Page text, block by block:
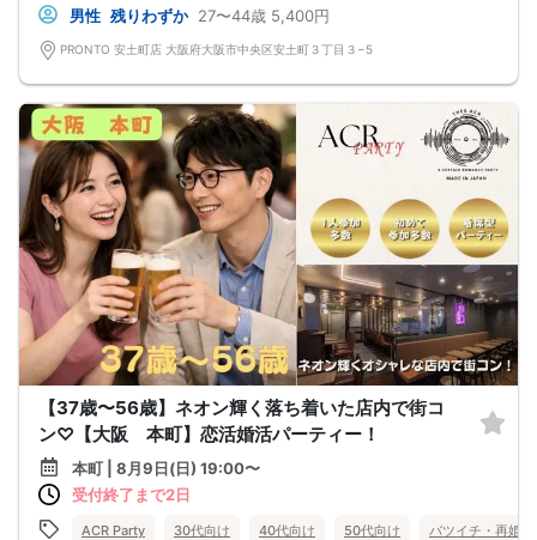
男性 残りわずか 27〜44歳 5,400円
PRONTO 安土町店 大阪府大阪市中央区安土町３丁目３−5
【37歳〜56歳】ネオン輝く落ち着いた店内で街コ
ン♡【大阪 本町】恋活婚活パーティー！
本町 | 8月9日(日) 19:00〜
受付終了まで2日
ACR Party 30代向け 40代向け 50代向け バツイチ・再婚